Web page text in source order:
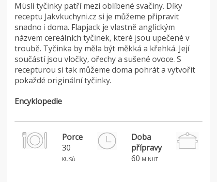
Müsli tyčinky patří mezi oblíbené svačiny. Díky
receptu Jakvkuchyni.cz si je můžeme připravit
snadno i doma. Flapjack je vlastně anglickým
názvem cereálních tyčinek, které jsou upečené v
troubě. Tyčinka by měla být měkká a křehká. Její
součástí jsou vločky, ořechy a sušené ovoce. S
recepturou si tak můžeme doma pohrát a vytvořit
pokaždé originální tyčinky.
Encyklopedie
Porce
30
kusů
Doba
přípravy
60 minut